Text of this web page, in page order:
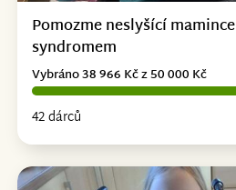
Pomozme neslyšící
syndromem
42 dárců
Vybráno 38 966 Kč z 50 000 Kč